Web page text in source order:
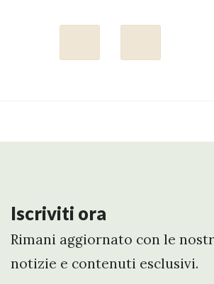
Iscriviti ora
Rimani aggiornato con le
notizie e contenuti esclusivi.